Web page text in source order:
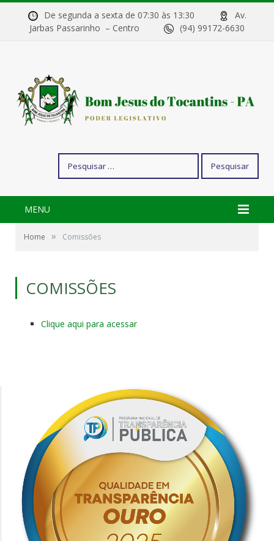
De segunda a sexta de 07:30 às 13:30
Av.
Jarbas Passarinho – Centro
(94) 99172-6630
por:
MENU
Home » Comissões
COMISSÕES
Clique aqui para acessar